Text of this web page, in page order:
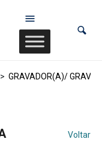
GRAVADOR(A)/
Voltar